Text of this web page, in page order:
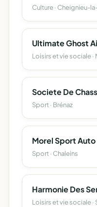
Culture · Cheignieu-
Ultimate Ghost
Loisirs et vie sociale
Societe De
Sport · Brénaz
Morel Sport Auto
Sport · Chaleins
Harmonie Des
Loisirs et vie sociale ·